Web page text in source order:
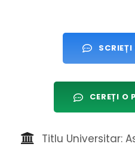
SCRIEȚI
CEREȚI O
Titlu Universitar: